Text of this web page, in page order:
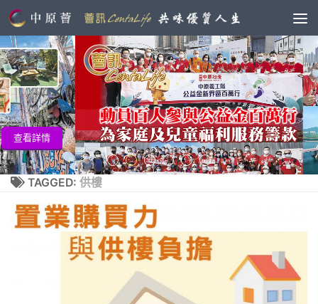
查看詳
TAGGED: 供樓